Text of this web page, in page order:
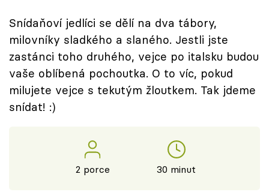
Těhotnej kuchař
Sledujte prima+
Přihlášení
Snídaňoví jedlíci se dělí na dva tábory,
milovníky sladkého a slaného. Jestli jste
zastánci toho druhého, vejce po italsku budou
vaše oblíbená pochoutka. O to víc, pokud
milujete vejce s tekutým žloutkem. Tak jdeme
snídat! :)
2 porce 30 minut